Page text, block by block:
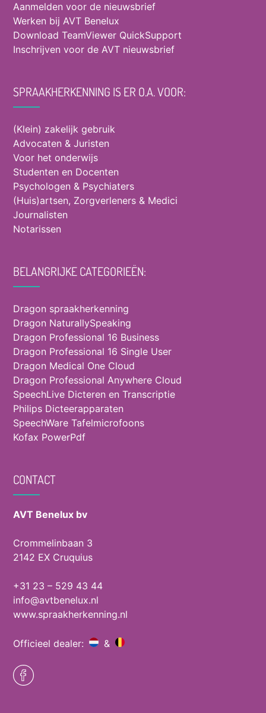
Aanmelden voor de nieuwsbrief
Werken bij AVT Benelux
Download TeamViewer QuickSupport
Inschrijven voor de AVT nieuwsbrief
SPRAAKHERKENNING IS ER O.A. VOOR:
(Klein) zakelijk gebruik
Advocaten & Juristen
Voor het onderwijs
Studenten en Docenten
Psychologen & Psychiaters
(Huis)artsen, Zorgverleners & Medici
Journalisten
Notarissen
BELANGRIJKE CATEGORIEËN:
Dragon spraakherkenning
Dragon NaturallySpeaking
Dragon Professional 16 Business
Dragon Professional 16 Single User
Dragon Medical One Cloud
Dragon Professional Anywhere Cloud
SpeechLive Dicteren en Transcriptie
Philips Dicteerapparaten
SpeechWare Tafelmicrofoons
Kofax PowerPdf
CONTACT
AVT Benelux bv
Crommelinbaan 3
2142 EX Cruquius
+31 23 – 529 43 44
info@avtbenelux.nl
www.spraakherkenning.nl
Officieel dealer: &